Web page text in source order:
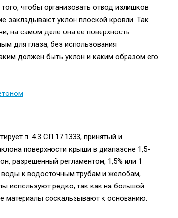
чтобы организовать отвод излишков
закладывают уклон плоской кровли. Так
на самом деле она ее поверхность
для глаза, без использования
должен быть уклон и каким образом его
п. 4.3 СП 17.1333, принятый и
поверхности крыши в диапазоне 1,5-
разрешенный регламентом, 1,5% или 1
к водосточным трубам и желобам,
используют редко, так как на большой
соскальзывают к основанию.